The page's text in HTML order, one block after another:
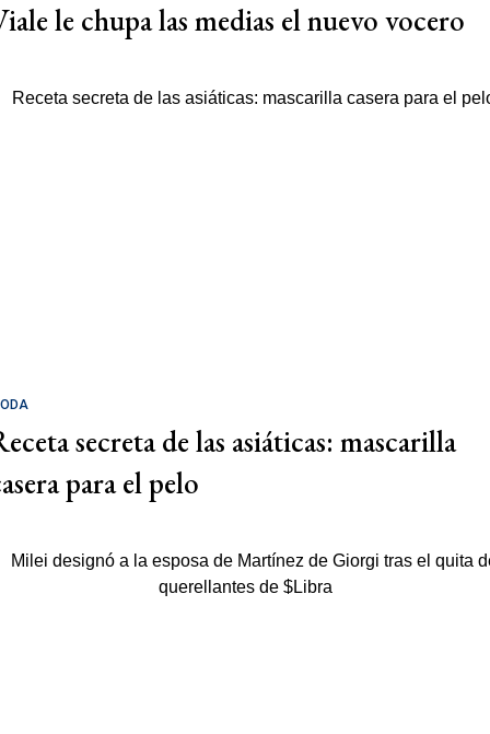
le chupa las medias el nuevo vocero
secreta de las asiáticas: mascarilla
para el pelo